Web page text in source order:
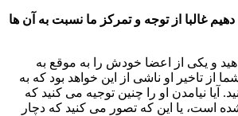
غالبا از توجه و تمرکز ما نسبت به آن ها
و یکی از اعضا خودش را به موقع به
از تاخیر او ناشی از این خواهد بود که به
آیا نیامدن او را چنین توجیه می کنید که
است، یا این که تصور می کنید که دچار